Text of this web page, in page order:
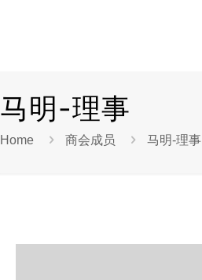
马明-理事
Home 商会成员 马明-理事